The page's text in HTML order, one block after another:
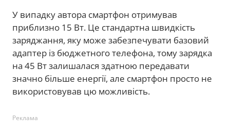
У випадку автора смартфон отримував
приблизно 15 Вт. Це стандартна швидкість
заряджання, яку може забезпечувати базовий
адаптер із бюджетного телефона, тому зарядка
на 45 Вт залишалася здатною передавати
значно більше енергії, але смартфон просто не
використовував цю можливість.
Реклама